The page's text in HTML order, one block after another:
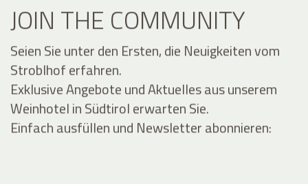
JOIN THE COMMUNITY
Seien Sie unter den Ersten, die Neuigkeiten vom
Stroblhof erfahren.
Exklusive Angebote und Aktuelles aus unserem
Weinhotel in Südtirol erwarten Sie.
Einfach ausfüllen und Newsletter abonnieren: